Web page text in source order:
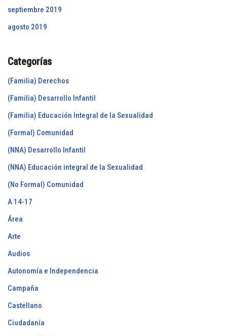
septiembre 2019
agosto 2019
Categorías
(Familia) Derechos
(Familia) Desarrollo Infantil
(Familia) Educación Integral de la Sexualidad
(Formal) Comunidad
(NNA) Desarrollo Infantil
(NNA) Educación integral de la Sexualidad
(No Formal) Comunidad
A 14-17
Área
Arte
Audios
Autonomía e Independencia
Campaña
Castellano
Ciudadanía